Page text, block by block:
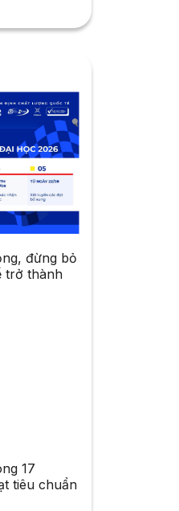
đừng bỏ
trở thành
17
tiêu chuẩn